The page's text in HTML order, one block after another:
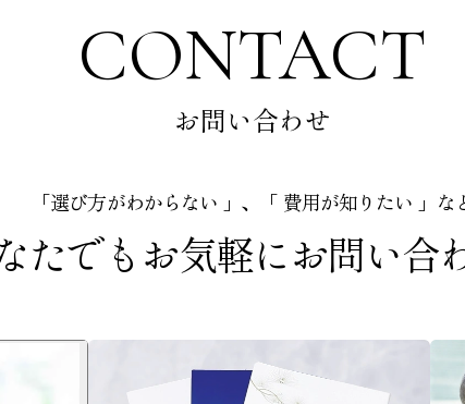
CONTACT
お問い合わせ
「選び方がわからない 」、「 費用が知りたい 」な
たでもお気軽にお問い合